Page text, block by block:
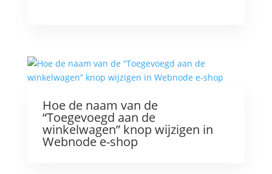
Hoe de naam van de
“Toegevoegd aan de
winkelwagen” knop wijzigen in
Webnode e-shop